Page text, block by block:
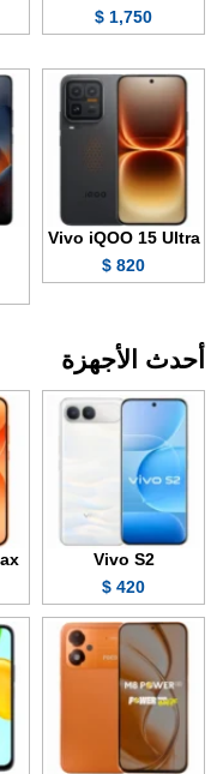
1,750 $
Vivo iQOO 15 Ultra
820 $
أحدث الأجهزة
Vivo S2
420 $